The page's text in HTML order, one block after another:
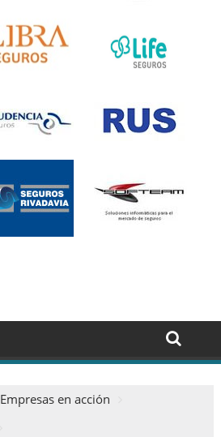
Empresas en acción